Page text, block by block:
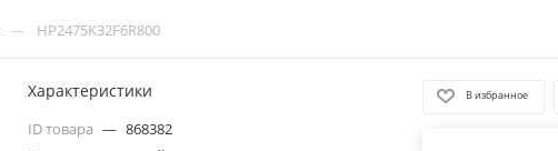
— HP2475K32F6R800
Характеристики
ID товара — 868382
В избранное